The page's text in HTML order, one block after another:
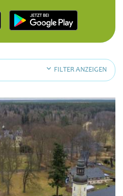
FILTER ANZEIGEN